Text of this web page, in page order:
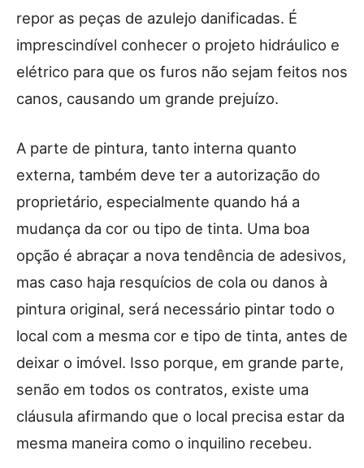
repor as peças de azulejo danificadas. É
imprescindível conhecer o projeto hidráulico e
elétrico para que os furos não sejam feitos nos
canos, causando um grande prejuízo.
A parte de pintura, tanto interna quanto
externa, também deve ter a autorização do
proprietário, especialmente quando há a
mudança da cor ou tipo de tinta. Uma boa
opção é abraçar a nova tendência de adesivos,
mas caso haja resquícios de cola ou danos à
pintura original, será necessário pintar todo o
local com a mesma cor e tipo de tinta, antes de
deixar o imóvel. Isso porque, em grande parte,
senão em todos os contratos, existe uma
cláusula afirmando que o local precisa estar da
mesma maneira como o inquilino recebeu.